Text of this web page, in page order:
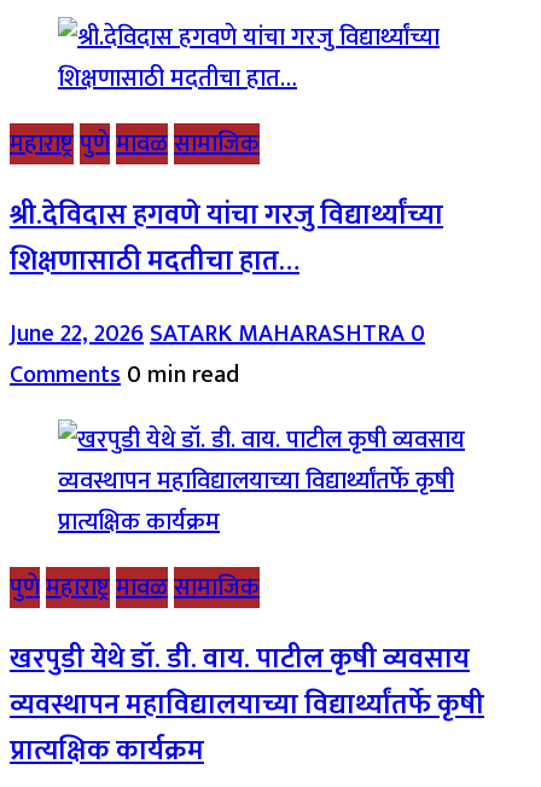
महाराष्ट्रपुणेमावळसामाजिक
श्री.देविदास हगवणे यांचा गरजु विद्यार्थ्यांच्या
शिक्षणासाठी मदतीचा हात…
June 22, 2026SATARK MAHARASHTRA0
Comments0 min read
पुणेमहाराष्ट्रमावळसामाजिक
खरपुडी येथे डॉ. डी. वाय. पाटील कृषी व्यवसाय
व्यवस्थापन महाविद्यालयाच्या विद्यार्थ्यांतर्फे कृषी
प्रात्यक्षिक कार्यक्रम